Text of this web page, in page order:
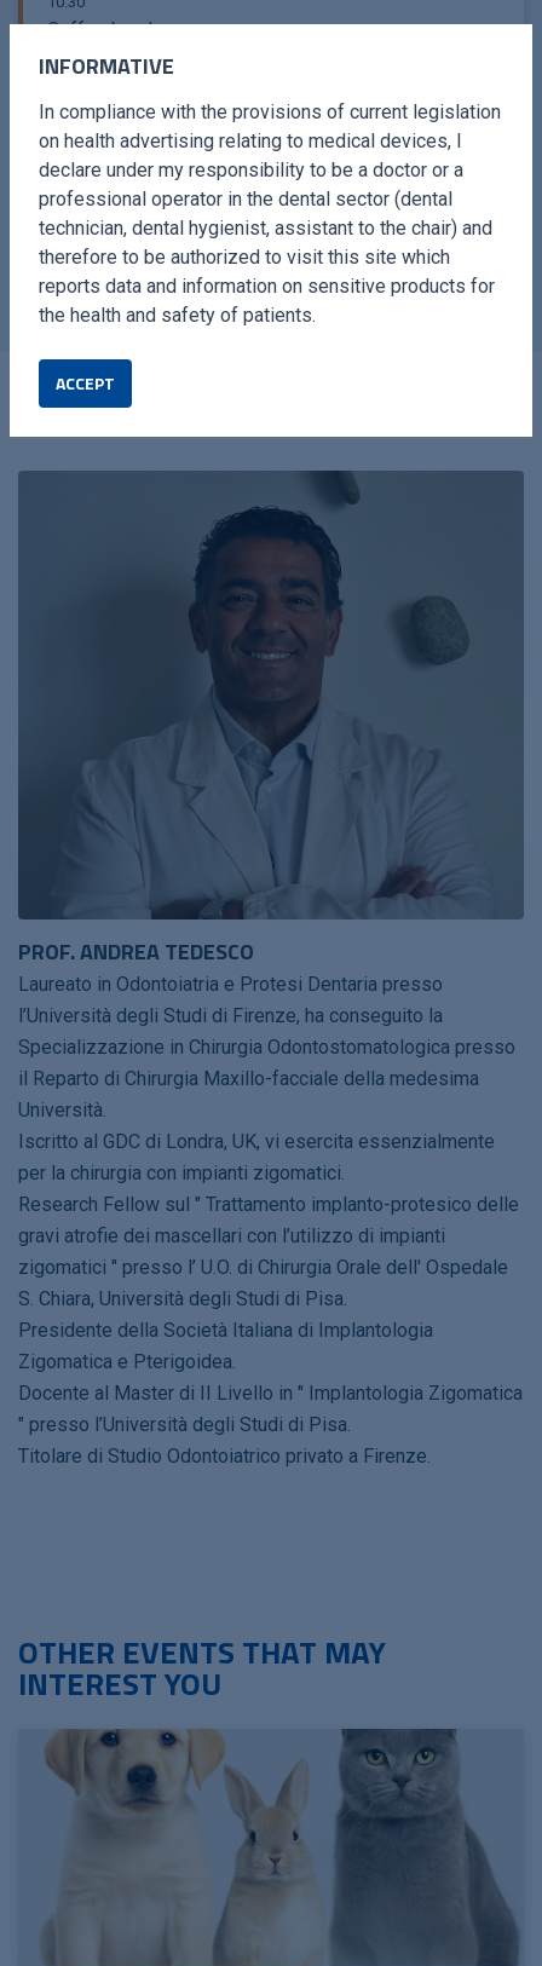
Coffee break
Zygomatic implant for the restoration of unilateral
edentulous maxillary: an alternative to sinus lift - Dr.
Jean Baptiste Verdino
12:30
Dr. Guy McLellan
SPEAKER
PROF. ANDREA TEDESCO
Laureato in Odontoiatria e Protesi Dentaria presso
l’Università degli Studi di Firenze, ha conseguito la
Specializzazione in Chirurgia Odontostomatologica presso
il Reparto di Chirurgia Maxillo-facciale della medesima
Università.
Iscritto al GDC di Londra, UK, vi esercita essenzialmente
per la chirurgia con impianti zigomatici.
Research Fellow sul " Trattamento implanto-protesico delle
gravi atrofie dei mascellari con l’utilizzo di impianti
zigomatici " presso l’ U.O. di Chirurgia Orale dell' Ospedale
S. Chiara, Università degli Studi di Pisa.
Presidente della Società Italiana di Implantologia
Zigomatica e Pterigoidea.
Docente al Master di II Livello in " Implantologia Zigomatica
" presso l’Università degli Studi di Pisa.
Titolare di Studio Odontoiatrico privato a Firenze.
OTHER EVENTS THAT MAY
INTEREST YOU
INFORMATIVE
In compliance with the provisions of current legislation
on health advertising relating to medical devices, I
declare under my responsibility to be a doctor or a
professional operator in the dental sector (dental
technician, dental hygienist, assistant to the chair) and
therefore to be authorized to visit this site which
reports data and information on sensitive products for
the health and safety of patients.
ACCEPT